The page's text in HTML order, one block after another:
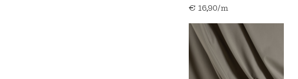
WIT...
€ 16,90/m